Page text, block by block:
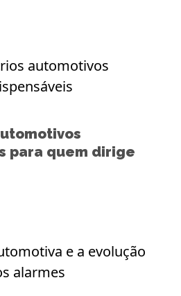
para quem dirige